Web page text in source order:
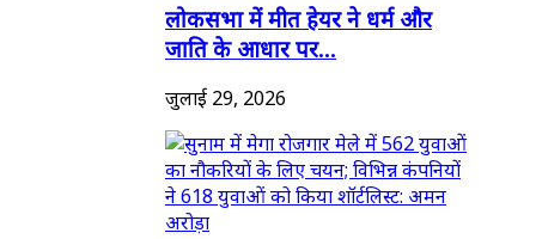
लोकसभा में मीत हेयर ने धर्म और
जाति के आधार पर...
जुलाई 29, 2026